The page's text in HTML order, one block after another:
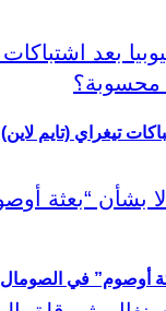
تيغراي (تايم لاين)